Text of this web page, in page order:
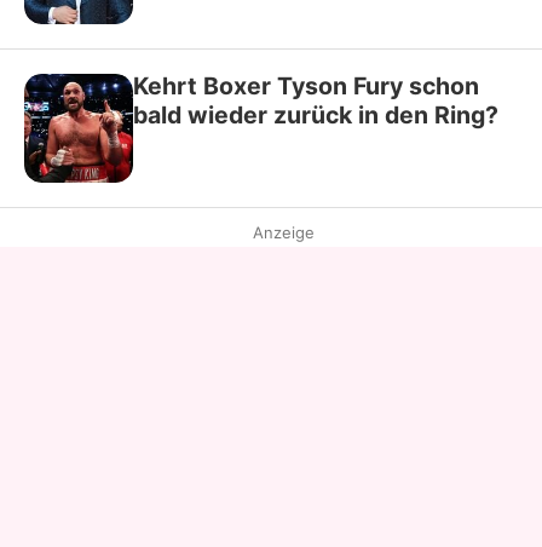
Kehrt Boxer Tyson Fury schon
bald wieder zurück in den Ring?
Anzeige